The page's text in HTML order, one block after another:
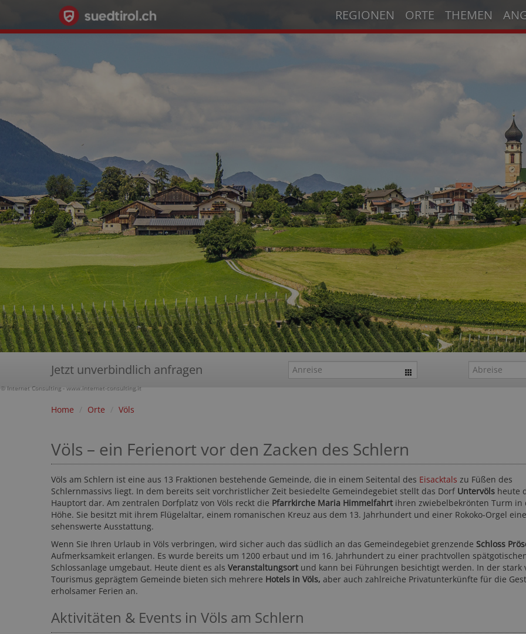
REGIONEN ORTE THEMEN
© Internet Consulting - www.internet-consulting.it
Jetzt unverbindlich anfragen
Home / Orte / Völs
Völs – ein Ferienort vor den Zacken des Schlern
Völs am Schlern ist eine aus 13 Fraktionen bestehende Gemeinde, die in einem Seitental des Eisacktals zu Füßen des
Schlernmassivs liegt. In dem bereits seit vorchristlicher Zeit besiedelte Gemeindegebiet stellt das Dorf Untervöls heute
Hauptort dar. Am zentralen Dorfplatz von Völs reckt die Pfarrkirche Maria Himmelfahrt ihren zwiebelbekrönten Turm in
Höhe. Sie besitzt mit ihrem Flügelaltar, einem romanischen Kreuz aus dem 13. Jahrhundert und einer Rokoko-Orgel eine
sehenswerte Ausstattung.
Wenn Sie Ihren Urlaub in Völs verbringen, wird sicher auch das südlich an das Gemeindegebiet grenzende Schloss
Aufmerksamkeit erlangen. Es wurde bereits um 1200 erbaut und im 16. Jahrhundert zu einer prachtvollen
Schlossanlage umgebaut. Heute dient es als Veranstaltungsort und kann bei Führungen besichtigt werden. In der stark
Tourismus geprägtem Gemeinde bieten sich mehrere Hotels in Völs, aber auch zahlreiche Privatunterkünfte für die
erholsamer Ferien an.
Aktivitäten & Events in Völs am Schlern